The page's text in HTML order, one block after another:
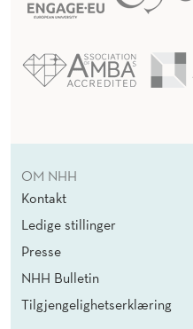
OM NHH
Kontakt
Ledige stillinger
Presse
NHH Bulletin
Tilgjengelighetserklæring